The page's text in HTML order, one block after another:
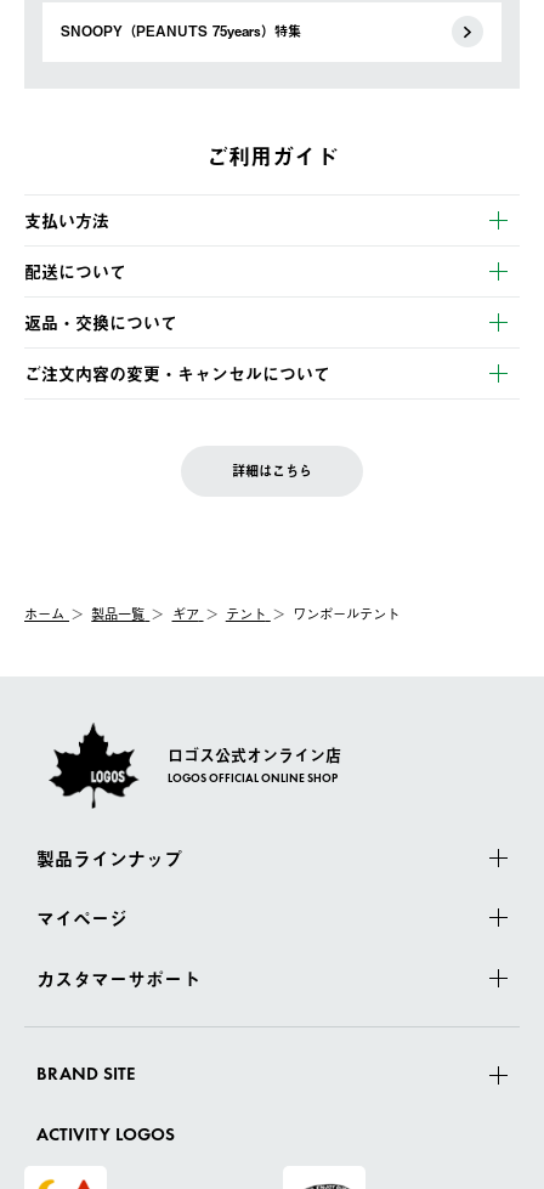
SNOOPY（PEANUTS 75years）特集
ご利用ガイド
支払い方法
以下のいずれかの方法でお支払いいただけます。
・クレジットカード決済
・コンビニ決済
・Pay-easy決済
配送について
【発送スケジュール】
ご注文・ご入金完了より2営業日以内に商品を発送いたします。
土日祝の発送はございませんので、木曜日以降のご注文は週明け
の発送となる場合がございます。
【配送業者】
佐川急便にて配送されます。
返品・交換について
※お客様都合の場合
お客様都合の返品にかかる送料は、お客様ご負担とさせていただ
一度お手元の商品を返品いただき、ご希望商品を再注文してくだ
ご注文内容の変更・キャンセルについて
LOGOS FAMILY会員の方は、会員マイページ内 購入履歴画面に
詳細はこちら
ホーム 製品一覧 ギア テント ワンポールテント
ロゴス公式オンライン店
LOGOS OFFICIAL ONLINE SHOP
製品ラインナップ
マイページ
カスタマーサポート
BRAND SITE
ACTIVITY LOGOS